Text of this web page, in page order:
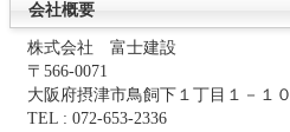
会社概要
株式会社 富士建設
〒566-0071
大阪府摂津市鳥飼下１丁目１－１０
TEL : 072-653-2336